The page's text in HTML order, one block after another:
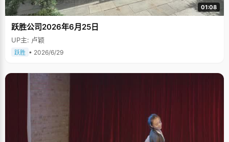
01:08
跃胜公司2026年6月25日
UP主: 卢颖
跃胜 • 2026/6/29